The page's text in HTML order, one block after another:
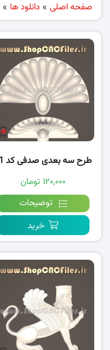
صفحه اصلی » دانلود ها »
طرح سه بعدی صدفی کد 01
۱۲۰,۰۰۰ تومان
توضیحات
خرید